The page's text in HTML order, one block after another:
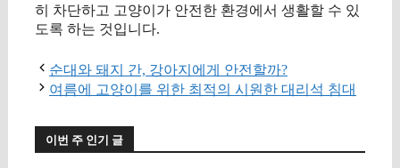
히 차단하고 고양이가 안전한 환경에서 생활할 수 있
도록 하는 것입니다.
순대와 돼지 간, 강아지에게 안전할까?
여름에 고양이를 위한 최적의 시원한 대리석 침대
이번 주 인기 글